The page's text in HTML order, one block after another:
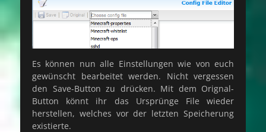
Es können nun alle Einstellungen wie von euch
gewünscht bearbeitet werden. Nicht vergessen
den Save-Button zu drücken. Mit dem Orignal-
Button könnt ihr das Ursprünge File wieder
herstellen, welches vor der letzten Speicherung
existierte.